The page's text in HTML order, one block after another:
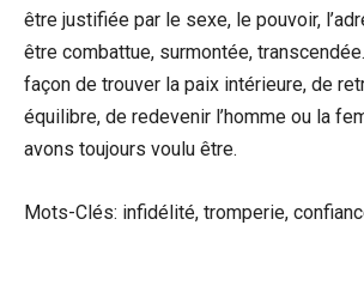
être justifiée par le sexe, le pouvoir,
être combattue, surmontée,
façon de trouver la paix intérieure, de
équilibre, de redevenir l’homme ou la
avons toujours voulu être.
Mots-Clés: infidélité, tromperie,